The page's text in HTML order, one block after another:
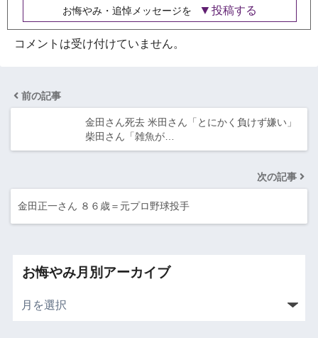
お悔やみ・追悼メッセージを 投稿する
コメントは受け付けていません。
前の記事
金田さん死去 米田さん「とにかく負けず嫌い」
柴田さん「雑魚が…
次の記事
金田正一さん ８６歳＝元プロ野球投手
お悔やみ月別アーカイブ